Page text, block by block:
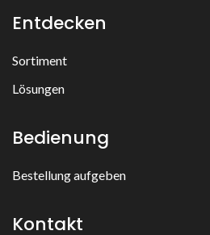
Entdecken
Sortiment
Lösungen
Bedienung
Bestellung aufgeben
Kontakt